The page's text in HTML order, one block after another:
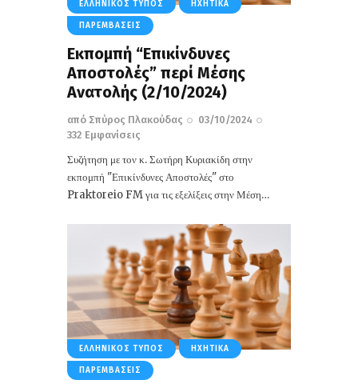
ΕΛΛΗΝΙΚΌΣ ΤΎΠΟΣ ΗΧΗΤΙΚΆ
ΠΑΡΕΜΒΆΣΕΙΣ
Εκπομπή “Επικίνδυνες
Αποστολές” περί Mέσης
Ανατολής (2/10/2024)
από Σπύρος Πλακούδας
03/10/2024
332 Εμφανίσεις
Συζήτηση με τον κ. Σωτήρη Κυριακίδη στην
εκπομπή "Επικίνδυνες Αποστολές" στο
Praktoreio FM για τις εξελίξεις στην Μέση…
ΕΛΛΗΝΙΚΌΣ ΤΎΠΟΣ ΗΧΗΤΙΚΆ
ΠΑΡΕΜΒΆΣΕΙΣ